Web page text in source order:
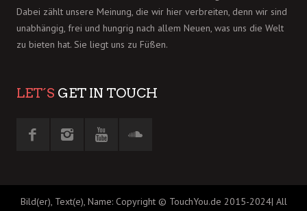
Dabei zählt unsere Meinung, die wir hier verbreiten, denn wir sind
unabhängig, frei und hungrig nach allem Neuen, was uns die Welt
zu bieten hat. Sie liegt uns zu Füßen.
LET´S GET IN TOUCH
Bild(er), Text(e), Name: Copyright © TouchYou.de 2015-2024| All